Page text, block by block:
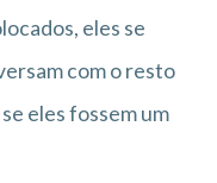
eles se
com o resto
eles fossem um